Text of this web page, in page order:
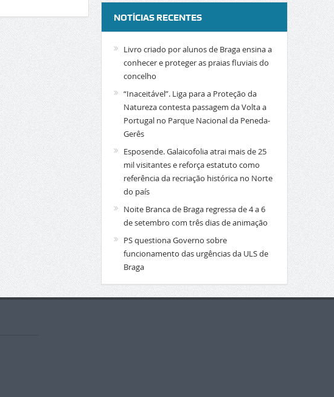
NOTÍCIAS RECENTES
Livro criado por alunos de Braga ensina a
conhecer e proteger as praias fluviais do
concelho
“Inaceitável”. Liga para a Proteção da
Natureza contesta passagem da Volta a
Portugal no Parque Nacional da Peneda-
Gerês
Esposende. Galaicofolia atrai mais de 25
mil visitantes e reforça estatuto como
referência da recriação histórica no Norte
do país
Noite Branca de Braga regressa de 4 a 6
de setembro com três dias de animação
PS questiona Governo sobre
funcionamento das urgências da ULS de
Braga